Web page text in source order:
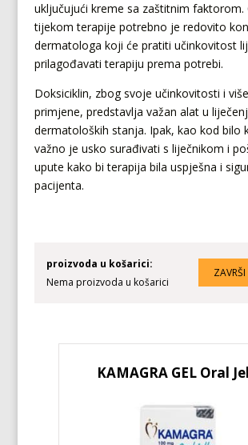
uključujući kreme sa zaštitnim faktorom.
tijekom terapije potrebno je redovito
dermatologa koji će pratiti učinkovitost
prilagođavati terapiju prema potrebi.
Doksiciklin, zbog svoje učinkovitosti i
primjene, predstavlja važan alat u
dermatoloških stanja. Ipak, kao kod bilo
važno je usko surađivati s liječnikom i
upute kako bi terapija bila uspješna i
pacijenta.
proizvoda u košarici:
Nema proizvoda u košarici
KAMAGRA GEL Oral